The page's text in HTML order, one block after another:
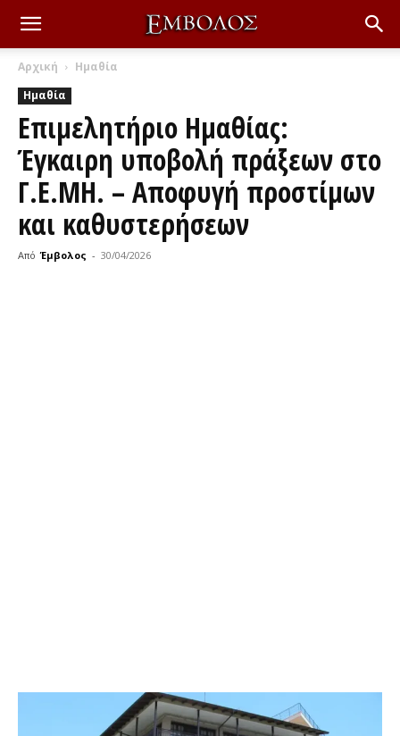
Αρχική
Ημαθία
Ημαθία
Επιμελητήριο Ημαθίας:
Έγκαιρη υποβολή πράξεων στο
Γ.Ε.ΜΗ. – Αποφυγή προστίμων
και καθυστερήσεων
Από Έμβολος - 30/04/2026